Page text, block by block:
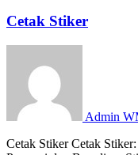
Cetak Stiker
Admin
Cetak Stiker Cetak